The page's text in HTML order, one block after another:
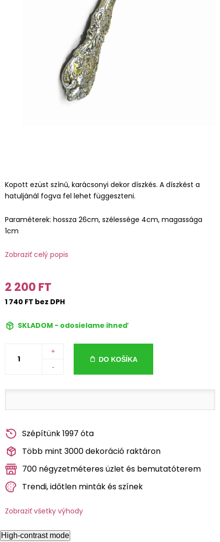
Kopott ezüst színű, karácsonyi dekor díszkés. A díszkést a
hatuljánál fogva fel lehet függeszteni.
Paraméterek: hossza 26cm, szélessége 4cm, magassága
1cm
Zobraziť celý popis
2 200 FT
1 740 FT bez DPH
SKLADOM - odosielame ihneď
+
-
DO KOŠÍKA
Szépítünk 1997 óta
Több mint 3000 dekoráció raktáron
700 négyzetméteres üzlet és bemutatóterem
Trendi, időtlen minták és színek
Zobraziť všetky výhody
High-contrast mode